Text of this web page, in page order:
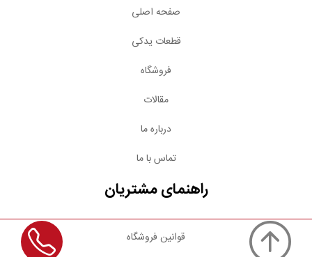
صفحه اصلی
قطعات یدکی
فروشگاه
مقالات
درباره ما
تماس با ما
راهنمای مشتریان
قوانین فروشگاه